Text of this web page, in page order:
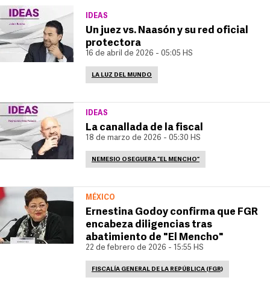
IDEAS
Un juez vs. Naasón y su red oficial
protectora
16 de abril de 2026 - 05:05 HS
LA LUZ DEL MUNDO
IDEAS
La canallada de la fiscal
18 de marzo de 2026 - 05:30 HS
NEMESIO OSEGUERA “EL MENCHO”
MÉXICO
Ernestina Godoy confirma que FGR
encabeza diligencias tras
abatimiento de "El Mencho"
22 de febrero de 2026 - 15:55 HS
FISCALÍA GENERAL DE LA REPÚBLICA (FGR)